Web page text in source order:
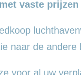
vaste prijzen
naar de andere
voor al uw